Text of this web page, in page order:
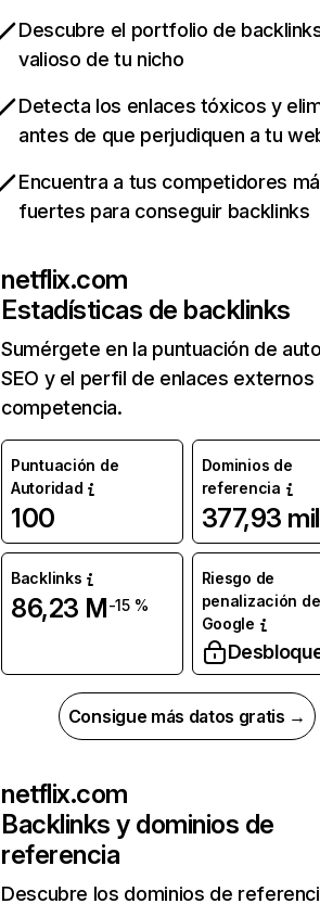
Descubre el portfolio de
valioso de tu nicho
Detecta los enlaces tóxicos y
antes de que perjudiquen a tu
Encuentra a tus competidores
fuertes para conseguir backlinks
netflix.com
Estadísticas de backlinks
Sumérgete en la puntuación de
SEO y el perfil de enlaces externos
competencia.
Puntuación de
Autoridad
100
Dominios de
referencia
377,93 mil
Backlinks
86,23 M-15 %
Riesgo de
penalización de
Google
Consigue más datos gratis →
netflix.com
Backlinks y dominios de
referencia
Descubre los dominios de